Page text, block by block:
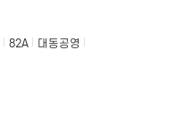
82A
대동공영